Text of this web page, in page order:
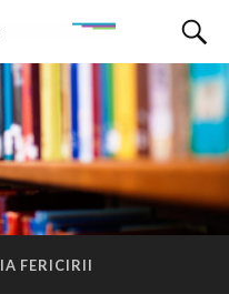
FERICIRII